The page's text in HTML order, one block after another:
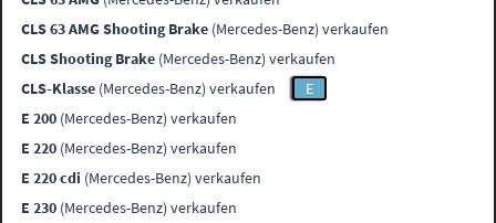
CLS 63 AMG Shooting Brake (Mercedes-Benz) verkaufen
CLS Shooting Brake (Mercedes-Benz) verkaufen
CLS-Klasse (Mercedes-Benz) verkaufen
E
E 200 (Mercedes-Benz) verkaufen
E 220 (Mercedes-Benz) verkaufen
E 220 cdi (Mercedes-Benz) verkaufen
E 230 (Mercedes-Benz) verkaufen